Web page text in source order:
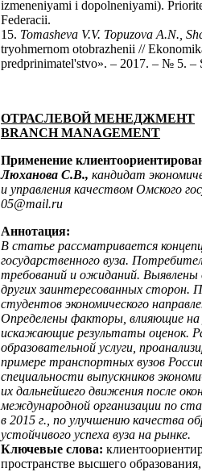
izmeneniyami i dopolneniyami).
Federacii.
15. Tomasheva V.V. Topuzova A.N.,
tryohmernom otobrazhenii //
predprinimatel'stvo». – 2017. – № 5. –
ОТРАСЛЕВОЙ МЕНЕДЖМЕНТ
BRANCH MANAGEMENT
Применение
Люханова С.В., кандидат
и управления качеством Омского
05@mail.ru
Аннотация:
В статье рассматривается
государственного вуза.
требований и ожиданий.
других заинтересованных сторон.
студентов экономического
Определены факторы, влияющие
искажающие результаты оценок.
образовательной услуги,
примере транспортных вузов
специальности выпускников
их дальнейшего движения после
международной организации по
в 2015 г., по улучшению качества
устойчивого успеха вуза на рынке.
Ключевые слова:
пространстве высшего